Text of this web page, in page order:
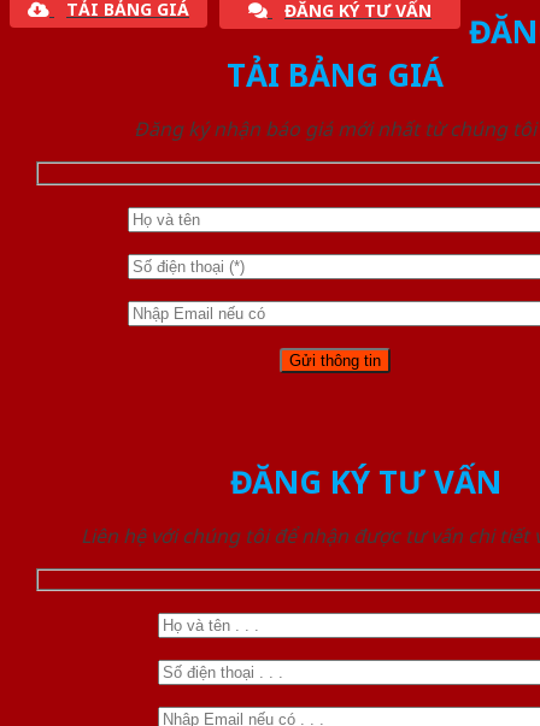
TẢI BẢNG GIÁ ĐĂNG KÝ TƯ VẤN
TẢI BẢNG GIÁ
Đăng ký nhận báo giá mới nhất từ chúng tôi
ĐĂNG KÝ TƯ VẤN
Liên hệ với chúng tôi để nhận được tư vấn chi tiết